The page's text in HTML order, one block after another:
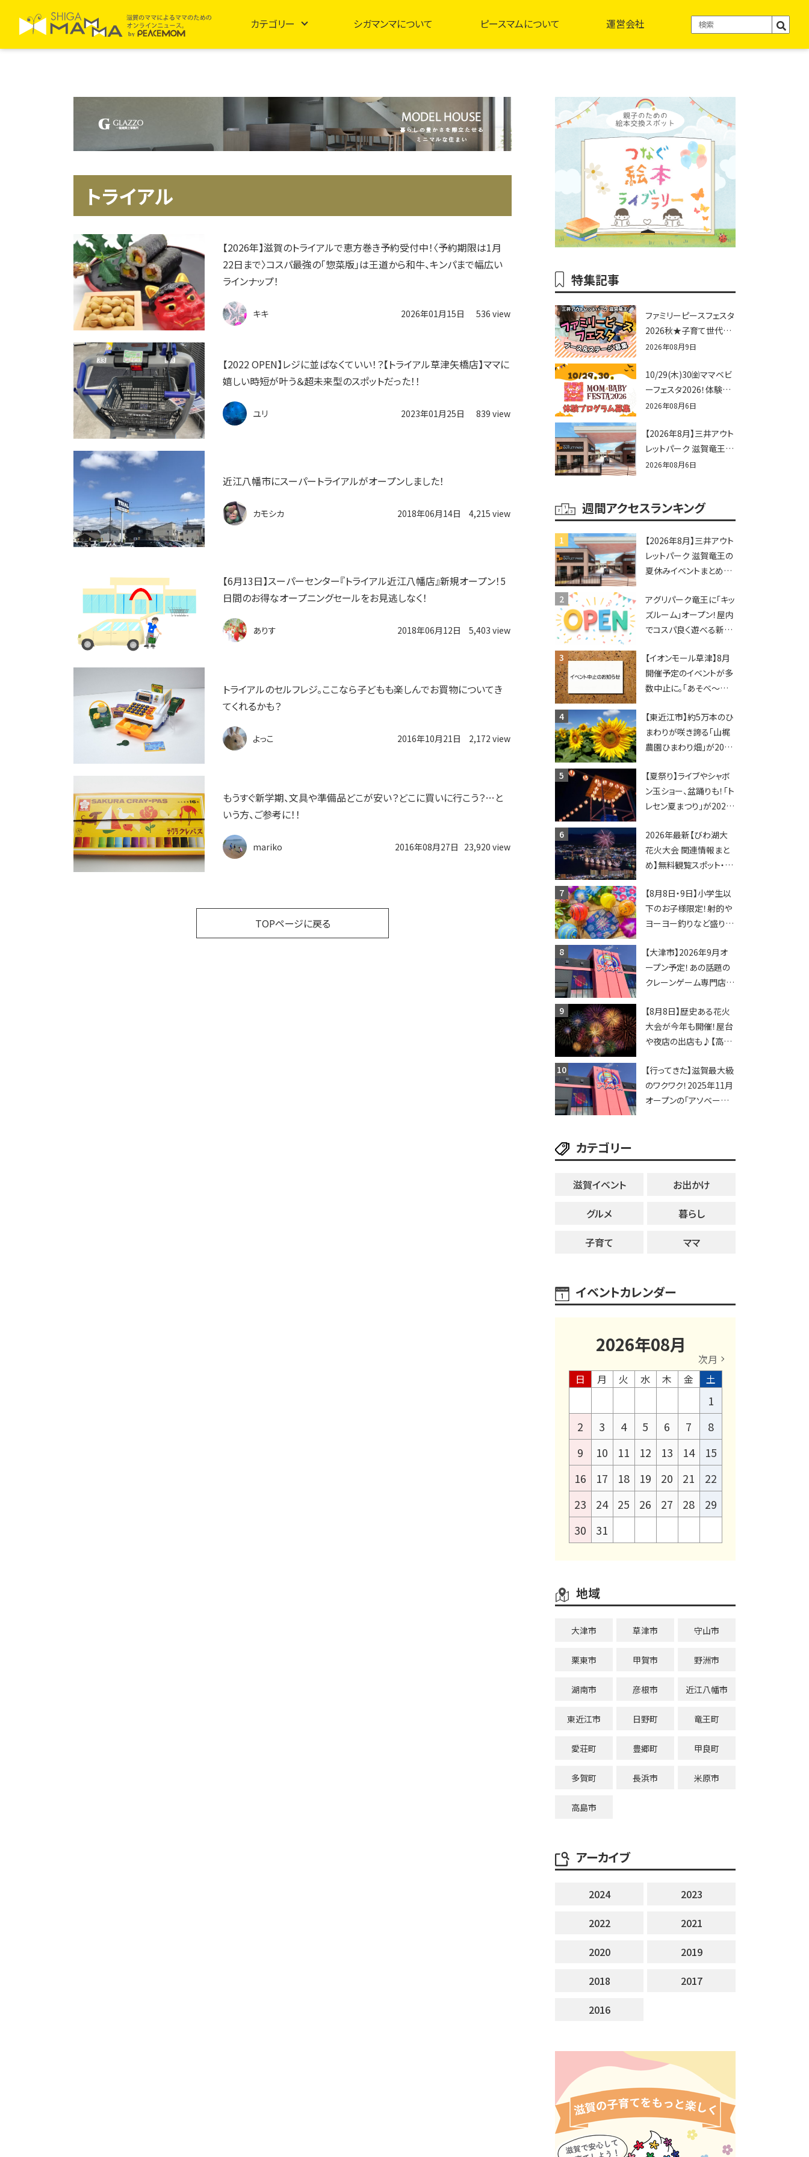
カテゴリー シガマンマについて ピースマムについて 運営会社
トライアル
【2026年】滋賀のトライアルで恵方巻き予約受付中！〈予約期限は1月
22日まで〉コスパ最強の「惣菜版」は王道から和牛、キンパまで幅広い
ラインナップ！
キキ 2026年01月15日 536 view
【2022 OPEN】レジに並ばなくていい！？【トライアル草津矢橋店】ママに
嬉しい時短が叶う＆超未来型のスポットだった！！
ユリ 2023年01月25日 839 view
近江八幡市にスーパートライアルがオープンしました！
カモシカ 2018年06月14日 4,215 view
【6月13日】スーパーセンター『トライアル近江八幡店』新規オープン！5
日間のお得なオープニングセールをお見逃しなく！
ありす 2018年06月12日 5,403 view
トライアルのセルフレジ。ここなら子どもも楽しんでお買物についてき
てくれるかも？
よっこ 2016年10月21日 2,172 view
もうすぐ新学期、文具や準備品どこが安い？どこに買いに行こう？…と
いう方、ご参考に！！
mariko 2016年08月27日 23,920 view
TOPページに戻る
特集記事
ファミリーピースフェスタ
2026秋★子育て世代向
けに告知&披露の場とし
出店しませんか？
2026年08月9日
10/29(木)30㈮ママベビ
ーフェスタ2026！体験プ
ログラム募集♪赤ちゃん
せんか？
2026年08月6日
【2026年8月】三井アウト
レットパーク 滋賀竜王の
夏休みイベントまとめ！
トまで盛りだくさん！
2026年08月6日
週間アクセスランキング
【2026年8月】三井アウト
レットパーク 滋賀竜王の
夏休みイベントまとめ！
辛グルメ・フォトコンテス
トまで盛りだくさん！
アグリパーク竜王に「キッ
ズルーム」オープン！屋内
でコスパ良く遊べる新施
合いが無料に★
【イオンモール草津】8月
開催予定のイベントが多
数中止に。「あそべ〜る
ショーなど
【東近江市】約5万本のひ
まわりが咲き誇る「山梶
農園ひまわり畑」が2026
ポットやキッチンカーも
登場！何度も入園できる
フリーパスも販売★
【夏祭り】ライブやシャボ
ン玉ショー、盆踊りも！「ト
レセン夏まつり」が2026
2026年最新【びわ湖大
花火大会 関連情報まと
め】無料観覧スポット・同
ップ・交通規制に近隣施
設の駐車場情報なども
要チェック★
【8月8日・9日】小学生以
下のお子様限定！射的や
ヨーヨー釣りなど盛りだ
ちびっこ縁日開催♪【モリ
ーブ】
【大津市】2026年9月オ
ープン予定！あの話題の
クレーンゲーム専門店
ってくる！豊郷店に続く滋
賀2店舗目★
【8月8日】歴史ある花火
大会が今年も開催！屋台
や夜店の出店も♪【高宮
【行ってきた】滋賀最大級
のワクワク！2025年11月
オープンの「アソベース
スポット！
カテゴリー
滋賀イベント
お出かけ
グルメ
暮らし
子育て
ママ
イベントカレンダー
2026年08月
次月
日
月 火 水 木 金 土
1
2
3 4 5 6 7
8
9
10 11 12 13 14
15
16
17 18 19 20 21
22
23
24 25 26 27 28
29
30
31
地域
大津市 草津市 守山市
栗東市 甲賀市 野洲市
湖南市 彦根市 近江八幡市
東近江市 日野町 竜王町
愛荘町 豊郷町 甲良町
多賀町 長浜市 米原市
高島市
アーカイブ
2024
2023
2022
2021
2020
2019
2018
2017
2016